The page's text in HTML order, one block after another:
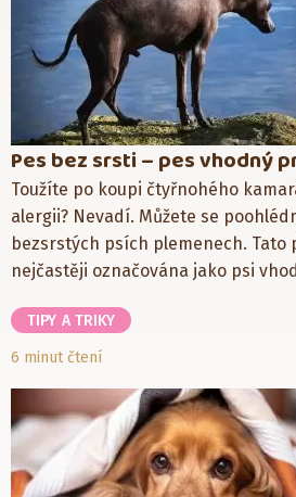
Pes bez srsti – pes vhodný
Toužíte po koupi čtyřnohého
alergii? Nevadí. Můžete se
bezsrstých psích plemenech. Tato
nejčastěji označována jako psi
TIPY A TRIKY
6 minut čtení